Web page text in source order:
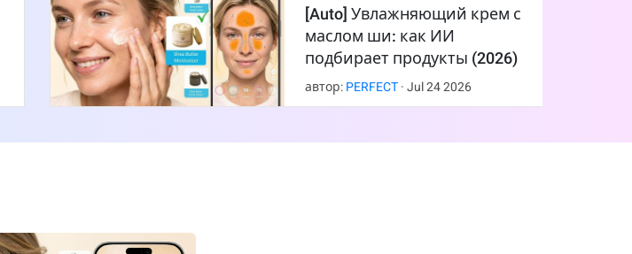
[Auto] Увлажняющий крем с
маслом ши: как ИИ
подбирает продукты (2026)
автор: PERFECT· Jul242026